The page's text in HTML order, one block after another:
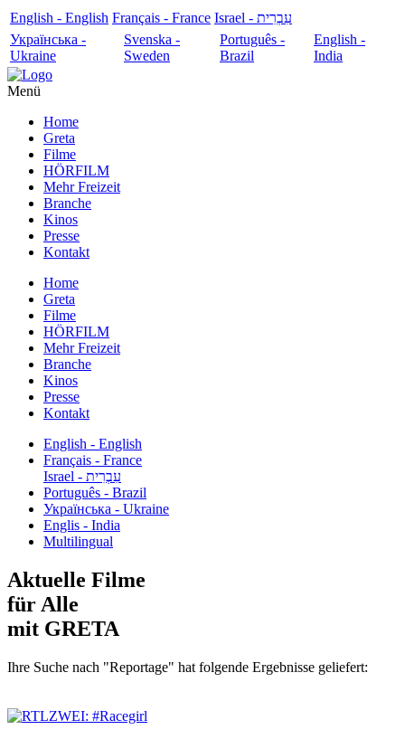
English - English Français - France
עִבְרִית - Israel
Українська -
Ukraine
Svenska -
Sweden
Português -
Brazil
English -
India
Menü
Home
Greta
Filme
HÖRFILM
Mehr Freizeit
Branche
Kinos
Presse
Kontakt
Home
Greta
Filme
HÖRFILM
Mehr Freizeit
Branche
Kinos
Presse
Kontakt
English - English
Français - France
עִבְרִית - Israel
Português - Brazil
Українська - Ukraine
Englis - India
Multilingual
Aktuelle Filme
für Alle
mit GRETA
Ihre Suche nach "Reportage" hat folgende Ergebnisse geliefert: